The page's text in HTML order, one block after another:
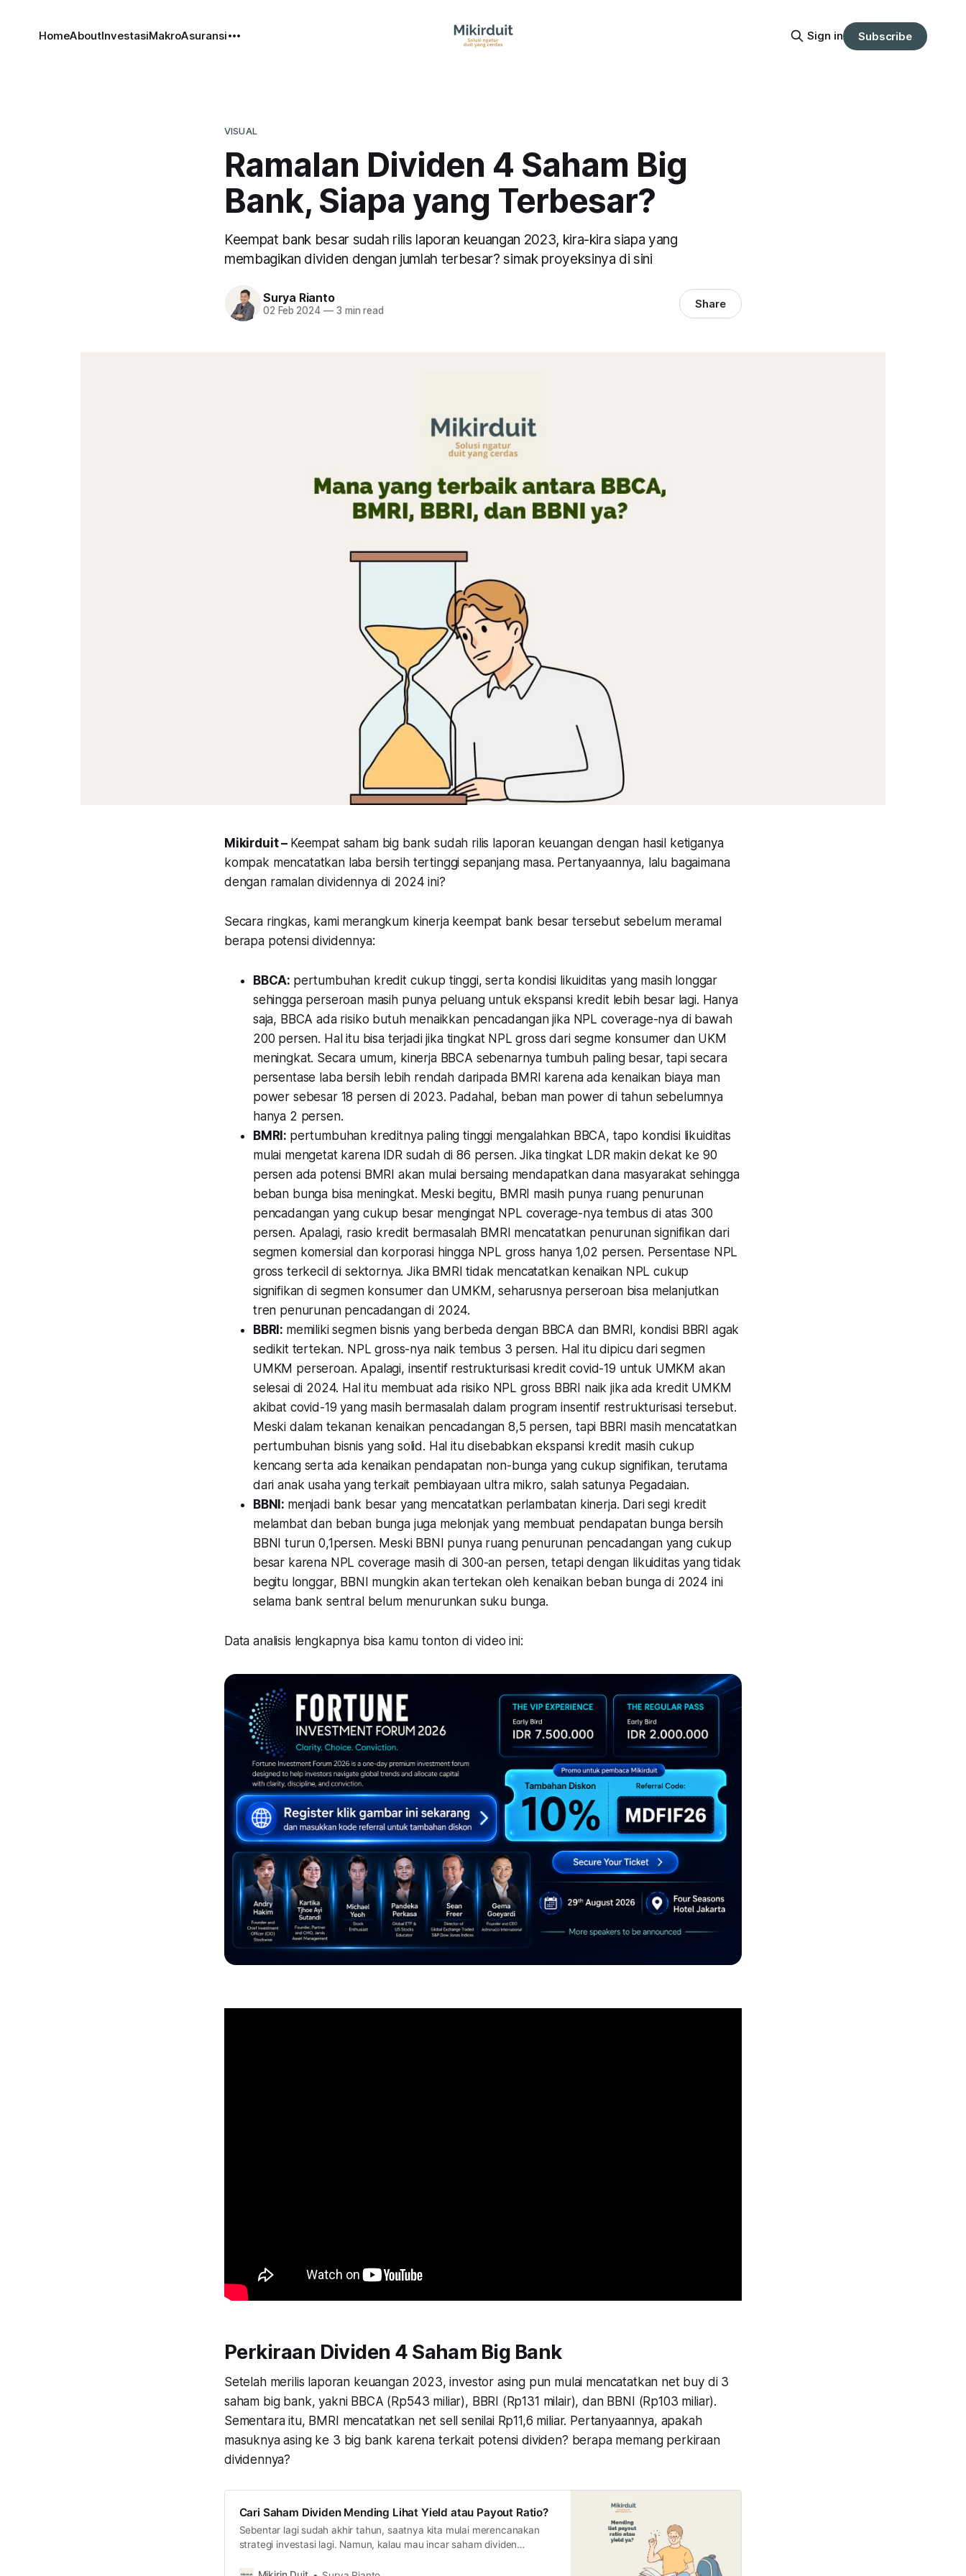
HomeAboutInvestasiMakroAsuransi Sign in Subscribe
VISUAL
Ramalan Dividen 4 Saham Big
Bank, Siapa yang Terbesar?
Keempat bank besar sudah rilis laporan keuangan 2023, kira-kira siapa yang
membagikan dividen dengan jumlah terbesar? simak proyeksinya di sini
Surya Rianto
02 Feb 2024 —3 min read Share
Mikirduit – Keempat saham big bank sudah rilis laporan keuangan dengan hasil ketiganya
kompak mencatatkan laba bersih tertinggi sepanjang masa. Pertanyaannya, lalu bagaimana
dengan ramalan dividennya di 2024 ini?
Secara ringkas, kami merangkum kinerja keempat bank besar tersebut sebelum meramal
berapa potensi dividennya:
BBCA: pertumbuhan kredit cukup tinggi, serta kondisi likuiditas yang masih longgar
sehingga perseroan masih punya peluang untuk ekspansi kredit lebih besar lagi. Hanya
saja, BBCA ada risiko butuh menaikkan pencadangan jika NPL coverage-nya di bawah
200 persen. Hal itu bisa terjadi jika tingkat NPL gross dari segme konsumer dan UKM
meningkat. Secara umum, kinerja BBCA sebenarnya tumbuh paling besar, tapi secara
persentase laba bersih lebih rendah daripada BMRI karena ada kenaikan biaya man
power sebesar 18 persen di 2023. Padahal, beban man power di tahun sebelumnya
hanya 2 persen.
BMRI: pertumbuhan kreditnya paling tinggi mengalahkan BBCA, tapo kondisi likuiditas
mulai mengetat karena lDR sudah di 86 persen. Jika tingkat LDR makin dekat ke 90
persen ada potensi BMRI akan mulai bersaing mendapatkan dana masyarakat sehingga
beban bunga bisa meningkat. Meski begitu, BMRI masih punya ruang penurunan
pencadangan yang cukup besar mengingat NPL coverage-nya tembus di atas 300
persen. Apalagi, rasio kredit bermasalah BMRI mencatatkan penurunan signifikan dari
segmen komersial dan korporasi hingga NPL gross hanya 1,02 persen. Persentase NPL
gross terkecil di sektornya. Jika BMRI tidak mencatatkan kenaikan NPL cukup
signifikan di segmen konsumer dan UMKM, seharusnya perseroan bisa melanjutkan
tren penurunan pencadangan di 2024.
BBRI: memiliki segmen bisnis yang berbeda dengan BBCA dan BMRI, kondisi BBRI agak
sedikit tertekan. NPL gross-nya naik tembus 3 persen. Hal itu dipicu dari segmen
UMKM perseroan. Apalagi, insentif restrukturisasi kredit covid-19 untuk UMKM akan
selesai di 2024. Hal itu membuat ada risiko NPL gross BBRI naik jika ada kredit UMKM
akibat covid-19 yang masih bermasalah dalam program insentif restrukturisasi tersebut.
Meski dalam tekanan kenaikan pencadangan 8,5 persen, tapi BBRI masih mencatatkan
pertumbuhan bisnis yang solid. Hal itu disebabkan ekspansi kredit masih cukup
kencang serta ada kenaikan pendapatan non-bunga yang cukup signifikan, terutama
dari anak usaha yang terkait pembiayaan ultra mikro, salah satunya Pegadaian.
BBNI: menjadi bank besar yang mencatatkan perlambatan kinerja. Dari segi kredit
melambat dan beban bunga juga melonjak yang membuat pendapatan bunga bersih
BBNI turun 0,1persen. Meski BBNI punya ruang penurunan pencadangan yang cukup
besar karena NPL coverage masih di 300-an persen, tetapi dengan likuiditas yang tidak
begitu longgar, BBNI mungkin akan tertekan oleh kenaikan beban bunga di 2024 ini
selama bank sentral belum menurunkan suku bunga.
Data analisis lengkapnya bisa kamu tonton di video ini:
Perkiraan Dividen 4 Saham Big Bank
Setelah merilis laporan keuangan 2023, investor asing pun mulai mencatatkan net buy di 3
saham big bank, yakni BBCA (Rp543 miliar), BBRI (Rp131 milair), dan BBNI (Rp103 miliar).
Sementara itu, BMRI mencatatkan net sell senilai Rp11,6 miliar. Pertanyaannya, apakah
masuknya asing ke 3 big bank karena terkait potensi dividen? berapa memang perkiraan
dividennya?
Cari Saham Dividen Mending Lihat Yield atau Payout Ratio?
Sebentar lagi sudah akhir tahun, saatnya kita mulai merencanakan
strategi investasi lagi. Namun, kalau mau incar saham dividen